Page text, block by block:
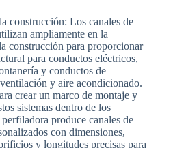
construcción: Los canales de
ampliamente en la
construcción para proporcionar
para conductos eléctricos,
y conductos de
y aire acondicionado.
crear un marco de montaje y
sistemas dentro de los
produce canales de
con dimensiones,
y longitudes precisas para